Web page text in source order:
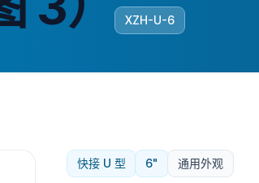
XZH-U-6
快接 U 型 6" 通用外观